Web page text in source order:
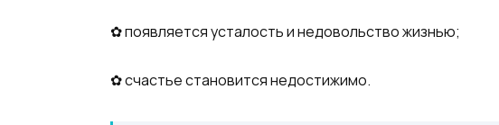
✿ появляется усталость и недовольство жизнью;
✿ счастье становится недостижимо.